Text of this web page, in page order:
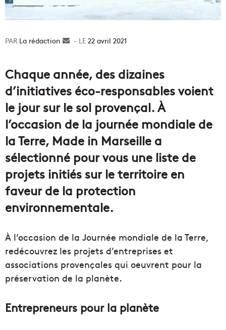
La rédaction
Envoyer22 avril 2021
Chaque année, des dizaines
d’initiatives éco-responsables voient
le jour sur le sol provençal. À
l’occasion de la journée mondiale de
la Terre, Made in Marseille a
sélectionné pour vous une liste de
projets initiés sur le territoire en
faveur de la protection
environnementale.
À l’occasion de la Journée mondiale de la Terre,
redécouvrez les projets d’entreprises et
associations provençales qui oeuvrent pour la
préservation de la planète.
Entrepreneurs pour la planète